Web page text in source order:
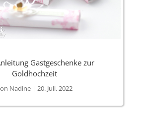
Gastgeschenke zur
Goldhochzeit
Nadine |20. Juli. 2022